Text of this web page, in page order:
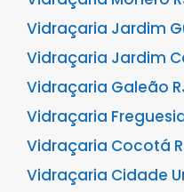
Vidraçaria Jardim
Vidraçaria Jardim
Vidraçaria Galeão
Vidraçaria
Vidraçaria Cocotá
Vidraçaria Cidade